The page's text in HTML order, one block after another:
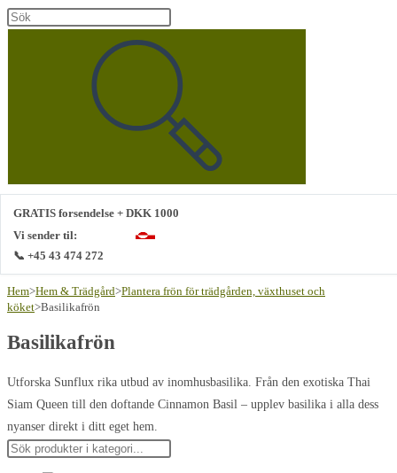
Sök
GRATIS forsendelse + DKK 1000
Vi sender til:
📞 +45 43 474 272
Hem>Hem & Trädgård>Plantera frön för trädgården, växthuset och
köket>Basilikafrön
Basilikafrön
Utforska Sunflux rika utbud av inomhusbasilika. Från den exotiska Thai
Siam Queen till den doftande Cinnamon Basil – upplev basilika i alla dess
nyanser direkt i ditt eget hem.